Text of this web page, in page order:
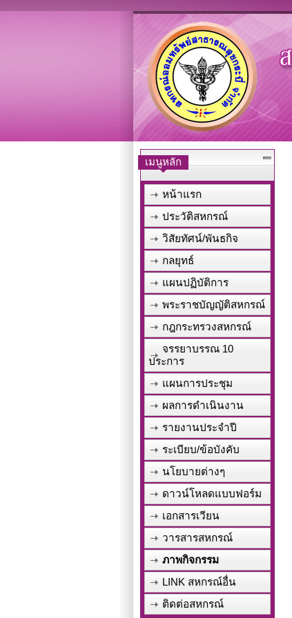
เมนูหลัก
หน้าแรก
ประวัติสหกรณ์
วิสัยทัศน์/พันธกิจ
กลยุทธ์
แผนปฏิบัติการ
พระราชบัญญัติสหกรณ์
กฎกระทรวงสหกรณ์
จรรยาบรรณ 10
ประการ
แผนการประชุม
ผลการดำเนินงาน
รายงานประจำปี
ระเบียบ/ข้อบังคับ
นโยบายต่างๆ
ดาวน์โหลดแบบฟอร์ม
เอกสารเวียน
วารสารสหกรณ์
ภาพกิจกรรม
LINK สหกรณ์อื่น
ติดต่อสหกรณ์